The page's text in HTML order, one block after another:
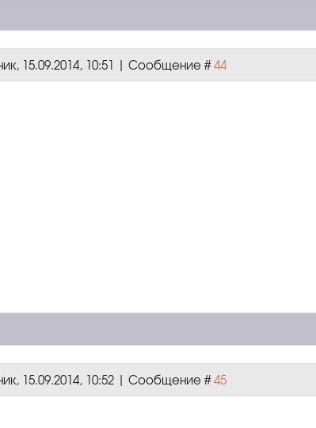
15.09.2014, 10:51 | Сообщение #44
15.09.2014, 10:52 | Сообщение #45